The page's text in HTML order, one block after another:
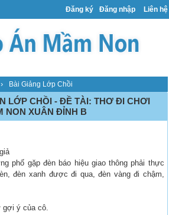
Đăng ký Đăng nhập Liên hệ
› Bài Giảng Lớp Chồi
LỚP CHỒI - ĐỀ TÀI: THƠ ĐI CHƠI
NON XUÂN ĐỈNH B
phố gặp đèn báo hiệu giao thông phải thực
đèn xanh được đi qua, đèn vàng đi chậm,
gợi ý của cô.